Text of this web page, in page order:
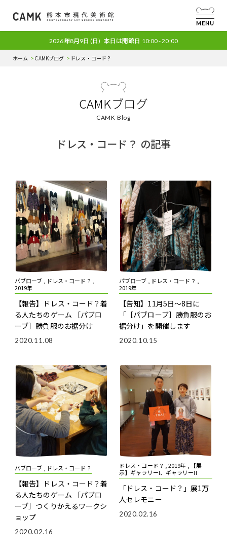
MENU
2026年8月9日 (日) 本日は開館日 10:00 - 20:00
ホーム CAMKブログ ドレス・コード？
CAMKブログ
CAMK Blog
ドレス・コード？ の記事
パブローブ , ドレス・コード？ ,
2019年
【報告】ドレス・コード？――着
る人たちのゲーム
［パブロ
ーブ］勝負服のお裾分け
2020.11.08
パブローブ , ドレス・コード？ ,
2019年
【告知】11月5日～8日に
「［パブローブ］勝負服のお
裾分け」を開催します
2020.10.15
パブローブ , ドレス・コード？
【報告】ドレス・コード？――着
る人たちのゲーム ［パブロ
ーブ］つくりかえるワークシ
ョップ
2020.02.16
ドレス・コード？ , 2019年 , 【展
示】ギャラリーI、ギャラリーII
「ドレス・コード？」展1万
人セレモニー
2020.02.16